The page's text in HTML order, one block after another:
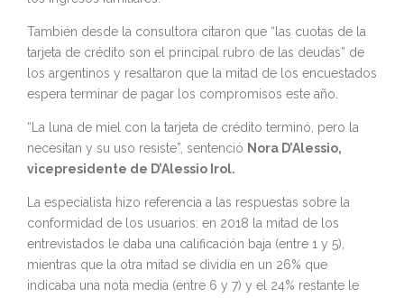
También desde la consultora citaron que “las cuotas de la
tarjeta de crédito son el principal rubro de las deudas” de
los argentinos y resaltaron que la mitad de los encuestados
espera terminar de pagar los compromisos este año.
“La luna de miel con la tarjeta de crédito terminó, pero la
necesitan y su uso resiste”, sentenció Nora D’Alessio,
vicepresidente de D’Alessio Irol.
La especialista hizo referencia a las respuestas sobre la
conformidad de los usuarios: en 2018 la mitad de los
entrevistados le daba una calificación baja (entre 1 y 5),
mientras que la otra mitad se dividía en un 26% que
indicaba una nota media (entre 6 y 7) y el 24% restante le